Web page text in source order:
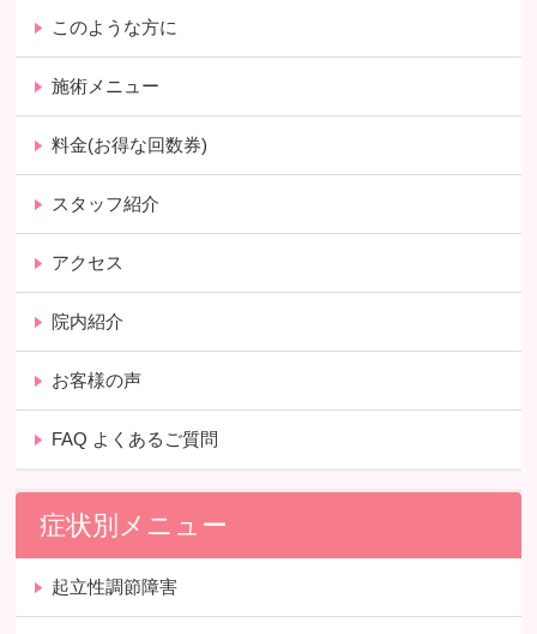
このような方に
施術メニュー
料金(お得な回数券)
スタッフ紹介
アクセス
院内紹介
お客様の声
FAQ よくあるご質問
症状別メニュー
起立性調節障害